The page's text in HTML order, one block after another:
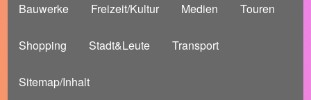
Bauwerke Freizeit/Kultur Medien Touren
Shopping Stadt&Leute Transport
Sitemap/Inhalt